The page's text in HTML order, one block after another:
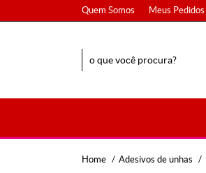
Quem Somos Meus Pedidos
Home Adesivos de unhas